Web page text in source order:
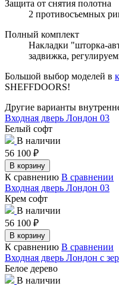
Защита от снятия полотна
2 противосъемных
Полный комплект
Накладки "шторка-
задвижка,
Большой выбор моделей в
SHEFFDOORS!
Другие варианты
Входная дверь Лондон 03
Белый софт
В наличии
56 100 ₽
В корзину
К сравнению В сравнении
Входная дверь Лондон 03
Крем софт
В наличии
56 100 ₽
В корзину
К сравнению В сравнении
Входная дверь Лондон с
Белое дерево
В наличии